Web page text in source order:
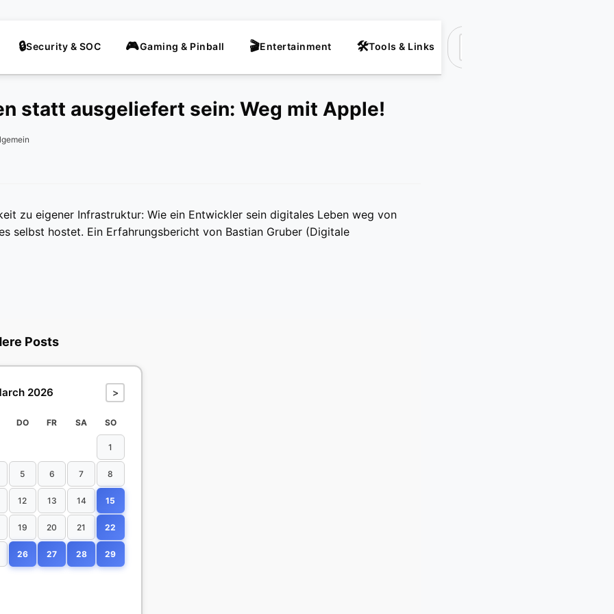
Security & SOC Gaming & Pinball Entertainment Tools & Links
statt ausgeliefert sein: Weg mit Apple!
zu eigener Infrastruktur: Wie ein Entwickler sein digitales Leben weg von
selbst hostet. Ein Erfahrungsbericht von Bastian Gruber (Digitale
Posts
2026 >
DO FR SA SO
1
5 6 7 8
12 13 14 15
19 20 21 22
26 27 28 29